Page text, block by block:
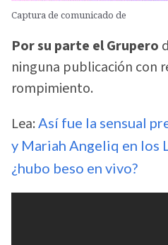
Captura de comunicado de
Por su parte el Grupero
ninguna publicación con
rompimiento.
Lea: Así fue la sensual
y Mariah Angeliq en los
¿hubo beso en vivo?